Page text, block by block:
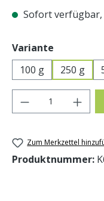
Sofort
Variante
100 g
250 g
Produkt
Zum Merkzettel
Produktnummer: